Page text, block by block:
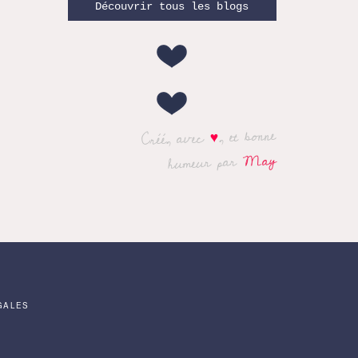
Découvrir tous les blogs
Créé, avec♥, et bonne
humeur parMay